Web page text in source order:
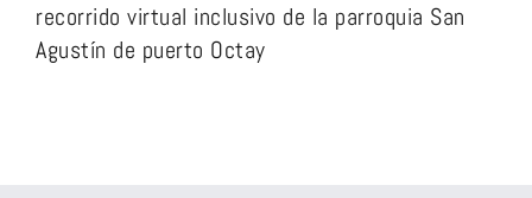
recorrido virtual inclusivo de la parroquia San
Agustín de puerto Octay